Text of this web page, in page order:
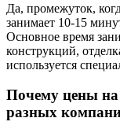
Да, промежуток,
занимает 10-15
Основное время
конструкций,
используется
Почему цены на
разных